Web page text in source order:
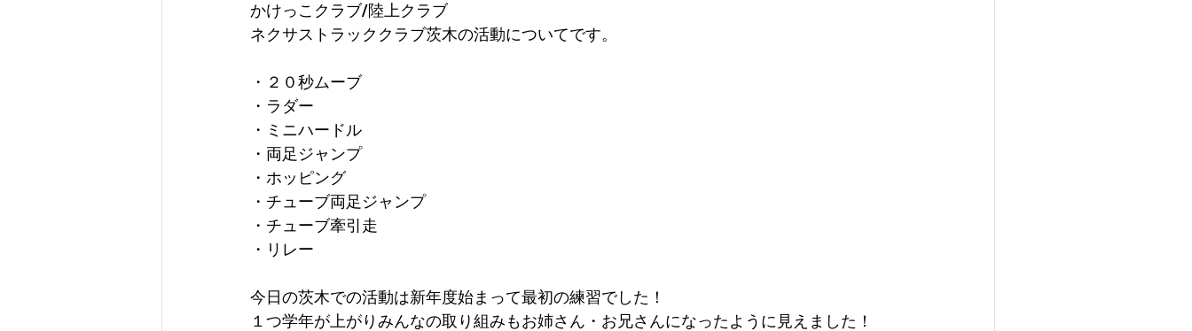
かけっこクラブ/陸上クラブ
ネクサストラッククラブ茨木の活動についてです。
・２０秒ムーブ
・ラダー
・ミニハードル
・両足ジャンプ
・ホッピング
・チューブ両足ジャンプ
・チューブ牽引走
・リレー
今日の茨木での活動は新年度始まって最初の練習でした！
１つ学年が上がりみんなの取り組みもお姉さん・お兄さんになったように見えました！